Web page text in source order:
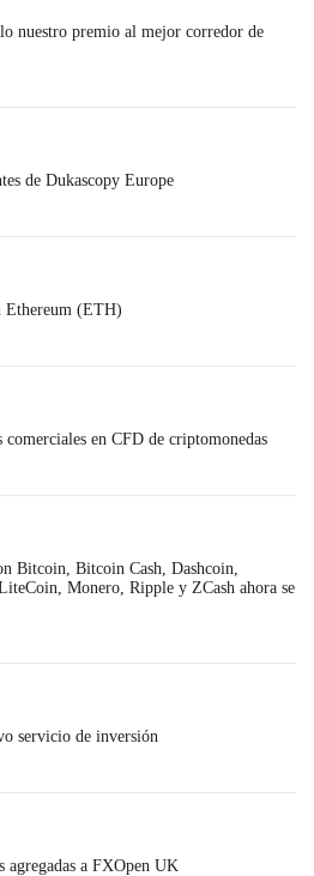
nuestro premio al mejor corredor de
de Dukascopy Europe
Ethereum (ETH)
en CFD de criptomonedas
Bitcoin, Bitcoin Cash, Dashcoin,
Monero, Ripple y ZCash ahora se
servicio de inversión
agregadas a FXOpen UK